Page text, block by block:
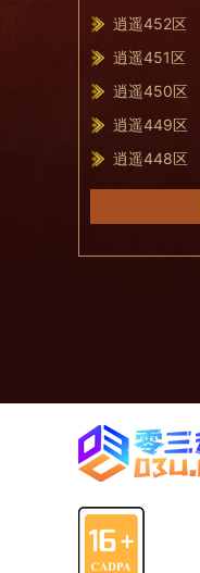
逍遥452区
逍遥451区
逍遥450区
逍遥449区
逍遥448区